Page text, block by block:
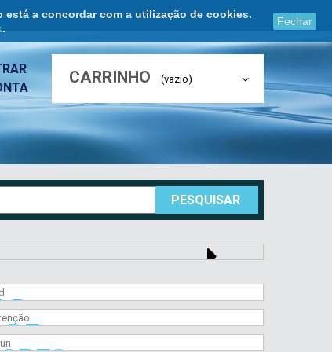
a concordar com a utilização de cookies.
.
Fechar
CARRINHO (vazio)
PESQUISAR